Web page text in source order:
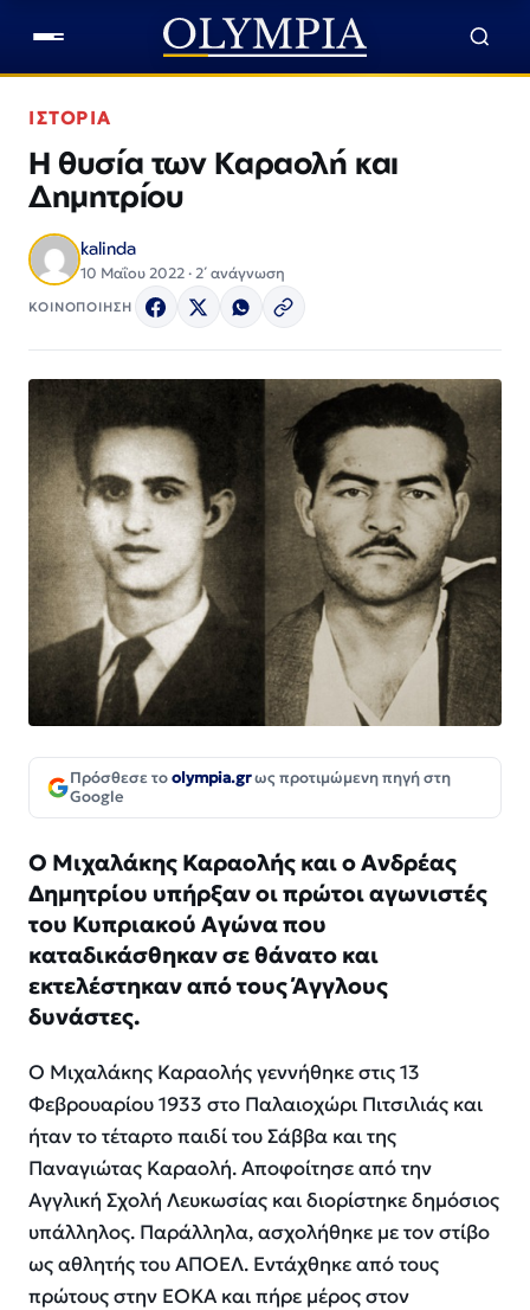
ΙΣΤΟΡΙΑ
Η θυσία των Καραολή και
Δημητρίου
kalinda
10 Μαΐου 2022 · 2΄ ανάγνωση
ΚΟΙΝΟΠΟΙΗΣΗ
Πρόσθεσε τοolympia.grως προτιμώμενη πηγή στη
Google
Ο Μιχαλάκης Καραολής και ο Ανδρέας
Δημητρίου υπήρξαν οι πρώτοι αγωνιστές
του Κυπριακού Αγώνα που
καταδικάσθηκαν σε θάνατο και
εκτελέστηκαν από τους Άγγλους
δυνάστες.
Ο Μιχαλάκης Καραολής γεννήθηκε στις 13
Φεβρουαρίου 1933 στο Παλαιοχώρι Πιτσιλιάς και
ήταν το τέταρτο παιδί του Σάββα και της
Παναγιώτας Καραολή. Αποφοίτησε από την
Αγγλική Σχολή Λευκωσίας και διορίστηκε δημόσιος
υπάλληλος. Παράλληλα, ασχολήθηκε με τον στίβο
ως αθλητής του ΑΠΟΕΛ. Εντάχθηκε από τους
πρώτους στην ΕΟΚΑ και πήρε μέρος στον